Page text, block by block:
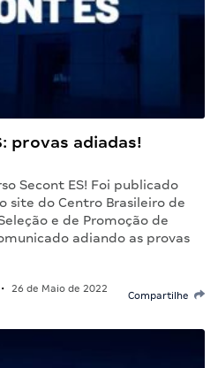
provas adiadas!
Secont ES! Foi publicado
site do Centro Brasileiro de
e de Promoção de
adiando as provas
• 26 de Maio de 2022
Compartilhe